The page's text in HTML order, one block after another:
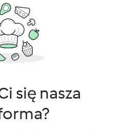
się nasza